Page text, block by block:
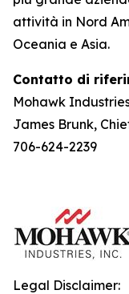
attività in Nord
Oceania e Asia.
Contatto di
Mohawk
James Brunk,
706-624-2239
Legal Disclaimer: